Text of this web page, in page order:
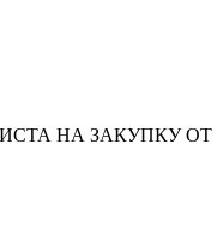
НА ЗАКУПКУ ОТ